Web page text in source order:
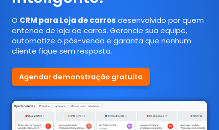
O CRM para Loja de carros desenvolvido por quem
entende de loja de carros. Gerencie sua equipe,
automatize o pós-venda e garanta que nenhum
cliente fique sem resposta.
Agendar demonstração gratuita